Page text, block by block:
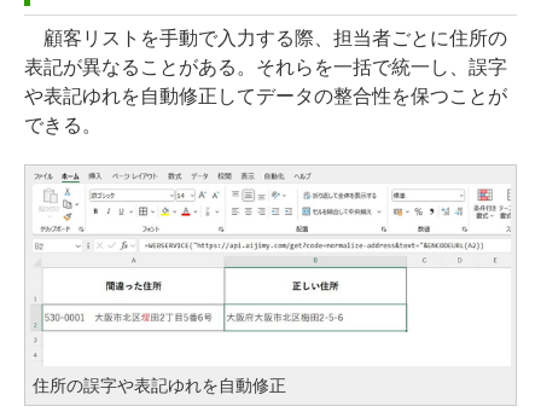
顧客リストを手動で入力する際、担当者ごとに住所の
表記が異なることがある。それらを一括で統一し、誤字
や表記ゆれを自動修正してデータの整合性を保つことが
できる。
住所の誤字や表記ゆれを自動修正